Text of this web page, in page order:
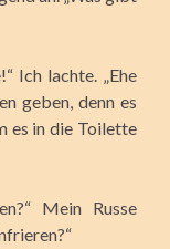
Ich lachte. „Ehe
geben, denn es
es in die Toilette
Mein Russe